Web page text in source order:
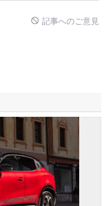
記事へのご意見